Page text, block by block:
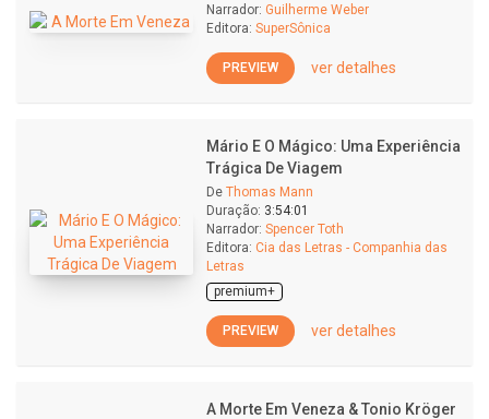
Narrador: Guilherme Weber
Editora: SuperSônica
PREVIEW ver detalhes
Mário E O Mágico: Uma Experiência
Trágica De Viagem
De Thomas Mann
Duração: 3:54:01
Narrador: Spencer Toth
Editora: Cia das Letras - Companhia das
Letras
premium+
PREVIEW ver detalhes
A Morte Em Veneza & Tonio Kröger